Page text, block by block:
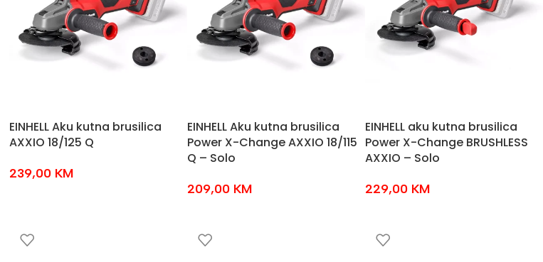
EINHELL Aku kutna brusilica
AXXIO 18/125 Q
239,00 KM
EINHELL Aku kutna brusilica
Power X-Change AXXIO 18/115
Q – Solo
209,00 KM
EINHELL aku kutna brusilica
Power X-Change BRUSHLESS
AXXIO – Solo
229,00 KM